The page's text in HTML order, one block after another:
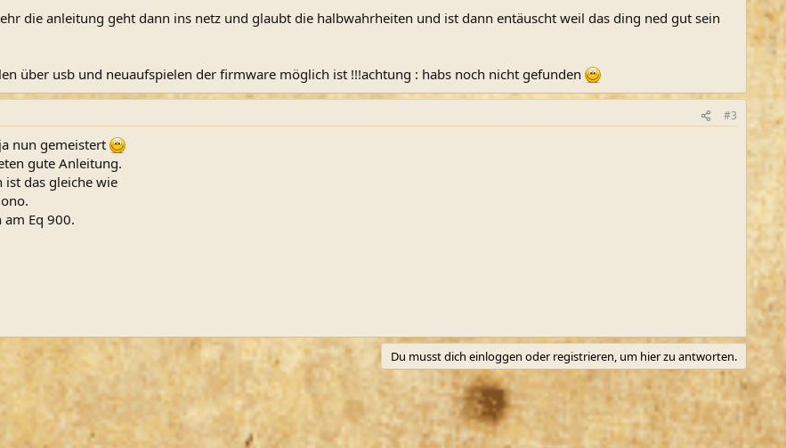
die anleitung geht dann ins netz und glaubt die halbwahrheiten und ist dann entäuscht weil das ding ned gut sein
über usb und neuaufspielen der firmware möglich ist !!!achtung : habs noch nicht gefunden
#3
nun gemeistert
gute Anleitung.
ist das gleiche wie
Eq 900.
Du musst dich einloggen oder registrieren, um hier zu antworten.